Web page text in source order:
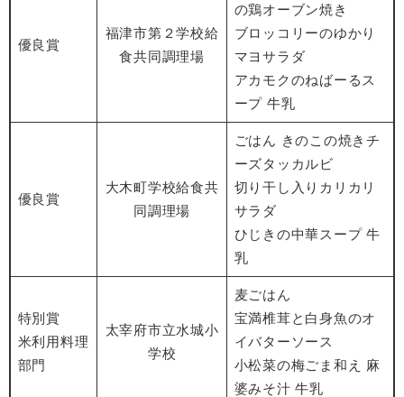
優良賞
福津市第２学校給
食共同調理場
の鶏オーブン焼き
ブロッコリーのゆかり
マヨサラダ
アカモクのねばーるス
ープ 牛乳
優良賞
大木町学校給食共
同調理場
ごはん きのこの焼きチ
ーズタッカルビ
切り干し入りカリカリ
サラダ
ひじきの中華スープ 牛
乳
特別賞
​米利用料理
部門
太宰府市立水城小
学校
麦ごはん
宝満椎茸と白身魚のオ
イバターソース
小松菜の梅ごま和え 麻
婆みそ汁 牛乳